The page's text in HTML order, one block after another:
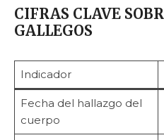
CIFRAS CLAVE
GALLEGOS
Indicador
Fecha del hallazgo del
cuerpo